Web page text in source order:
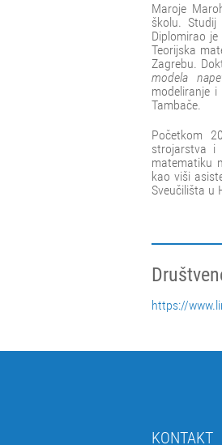
Maroje
školu.
Diplomirao
Teorijska
Zagrebu.
modela
modeliranje
Tambače.
Početkom
strojarstva i
matematiku
kao viši
Sveučilišta u
https://
KONTAKT